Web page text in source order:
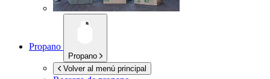
Propano
Propano
Volver al menú principal